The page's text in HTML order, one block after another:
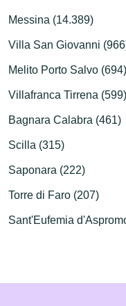
Messina (14.389)
Villa San Giovanni
Melito Porto Salvo (694)
Villafranca Tirrena (599)
Bagnara Calabra (461)
Scilla (315)
Saponara (222)
Torre di Faro (207)
Sant'Eufemia